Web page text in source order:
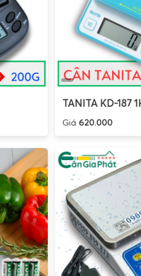
TANITA KD-187
Giá620.000